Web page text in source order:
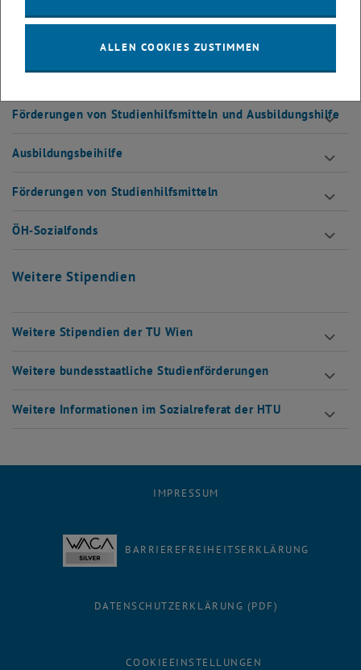
Studienbeihilfe
Förderungen von Studienhilfsmitteln und Ausbildungshilfe
Ausbildungsbeihilfe
Förderungen von Studienhilfsmitteln
ÖH‐Sozialfonds
Weitere Stipendien
Weitere Stipendien der TU Wien
Weitere bundesstaatliche Studienförderungen
Weitere Informationen im Sozialreferat der HTU
IMPRESSUM
BARRIEREFREIHEITSERKLÄRUNG
DATENSCHUTZERKLÄRUNG (PDF)
COOKIEEINSTELLUNGEN
ALLEN COOKIES ZUSTIMMEN